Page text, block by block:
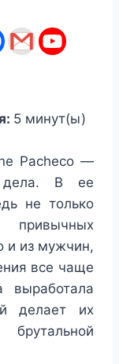
5 минут(ы)
Pacheco —
дела. В ее
не только
и из мужчин,
все чаще
делает их